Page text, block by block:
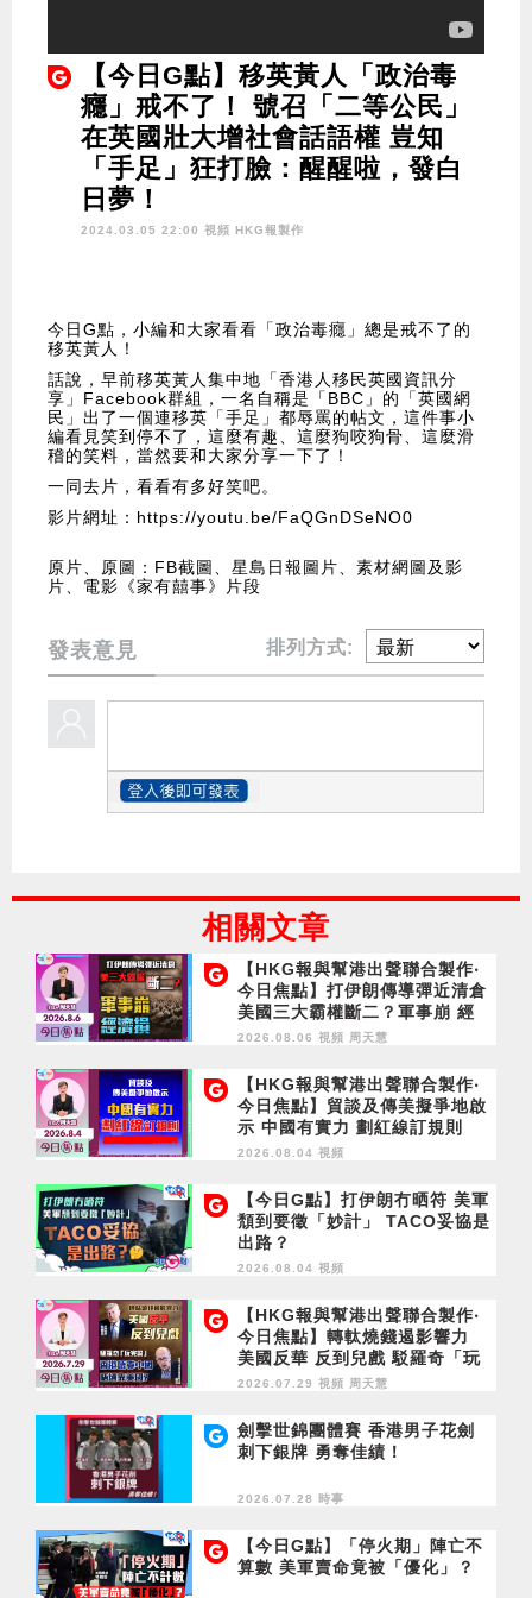
【今日G點】移英黃人「政治毒
癮」戒不了！ 號召「二等公民」
在英國壯大增社會話語權 豈知
「手足」狂打臉：醒醒啦，發白
日夢！
2024.03.05 22:00 視頻 HKG報製作
今日G點，小編和大家看看「政治毒癮」總是戒不了的
移英黃人！
話說，早前移英黃人集中地「香港人移民英國資訊分
享」Facebook群組，一名自稱是「BBC」的「英國網
民」出了一個連移英「手足」都辱罵的帖文，這件事小
編看見笑到停不了，這麼有趣、這麼狗咬狗骨、這麼滑
稽的笑料，當然要和大家分享一下了！
一同去片，看看有多好笑吧。
影片網址：https://youtu.be/FaQGnDSeNO0
原片、原圖：FB截圖、星島日報圖片、素材網圖及影
片、電影《家有囍事》片段
發表意見 排列方式:
相關文章
【HKG報與幫港出聲聯合製作‧
今日焦點】打伊朗傳導彈近清倉
美國三大霸權斷二？軍事崩 經
濟損
2026.08.06 視頻 周天慧
【HKG報與幫港出聲聯合製作‧
今日焦點】貿談及傳美擬爭地啟
示 中國有實力 劃紅線訂規則
2026.08.04 視頻
【今日G點】打伊朗冇晒符 美軍
頹到要徵「妙計」 TACO妥協是
出路？
2026.08.04 視頻
【HKG報與幫港出聲聯合製作‧
今日焦點】轉軚燒錢遏影響力
美國反華 反到兒戲 駁羅奇「玩
完論」 香港唔靠中國 唔通靠美
2026.07.29 視頻 周天慧
劍擊世錦團體賽 香港男子花劍
刺下銀牌 勇奪佳績！
2026.07.28 時事
【今日G點】「停火期」陣亡不
算數 美軍賣命竟被「優化」？